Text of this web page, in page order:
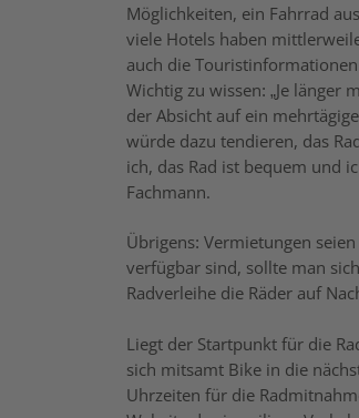
Möglichkeiten, ein Fahrrad
viele Hotels haben
auch die
Wichtig zu wissen: „Je länger
der Absicht auf ein
würde dazu tendieren, das
ich, das Rad ist bequem und
Fachmann.
Übrigens: Vermietungen
verfügbar sind, sollte man
Radverleihe die Räder auf
Liegt der Startpunkt für die
sich mitsamt Bike in die
Uhrzeiten für die